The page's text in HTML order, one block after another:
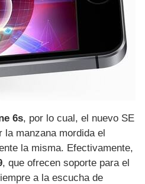
6s, por lo cual, el nuevo SE
la manzana mordida el
la misma. Efectivamente,
, que ofrecen soporte para el
a la escucha de